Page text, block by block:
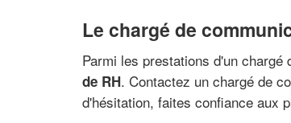
Le chargé de
Parmi les prestations d'un
de RH. Contactez un chargé de
d'hésitation, faites confiance aux